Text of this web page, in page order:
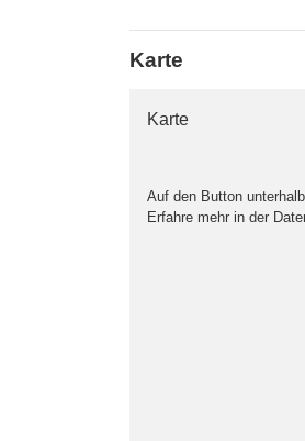
Karte
Karte
Auf den Button
Erfahre mehr in der